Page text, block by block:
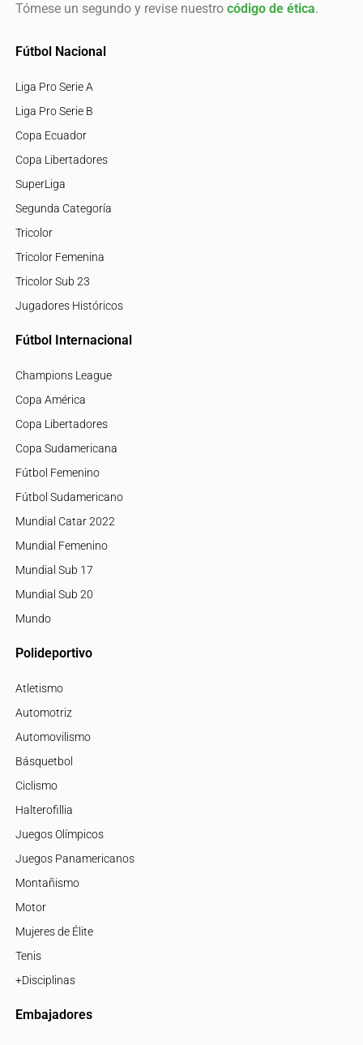
Tómese un segundo y revise nuestro código de ética.
Fútbol Nacional
Liga Pro Serie A
Liga Pro Serie B
Copa Ecuador
Copa Libertadores
SuperLiga
Segunda Categoría
Tricolor
Tricolor Femenina
Tricolor Sub 23
Jugadores Históricos
Fútbol Internacional
Champions League
Copa América
Copa Libertadores
Copa Sudamericana
Fútbol Femenino
Fútbol Sudamericano
Mundial Catar 2022
Mundial Femenino
Mundial Sub 17
Mundial Sub 20
Mundo
Polideportivo
Atletismo
Automotriz
Automovilismo
Básquetbol
Ciclismo
Halterofillia
Juegos Olímpicos
Juegos Panamericanos
Montañismo
Motor
Mujeres de Élite
Tenis
+Disciplinas
Embajadores